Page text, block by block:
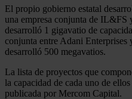
El propio gobierno estatal
una empresa conjunta de IL&FS
desarrolló 1 gigavatio de
conjunta entre Adani Enterprises
desarrolló 500 megavatios.
La lista de proyectos que
la capacidad de cada uno de
publicada por Mercom Capital.